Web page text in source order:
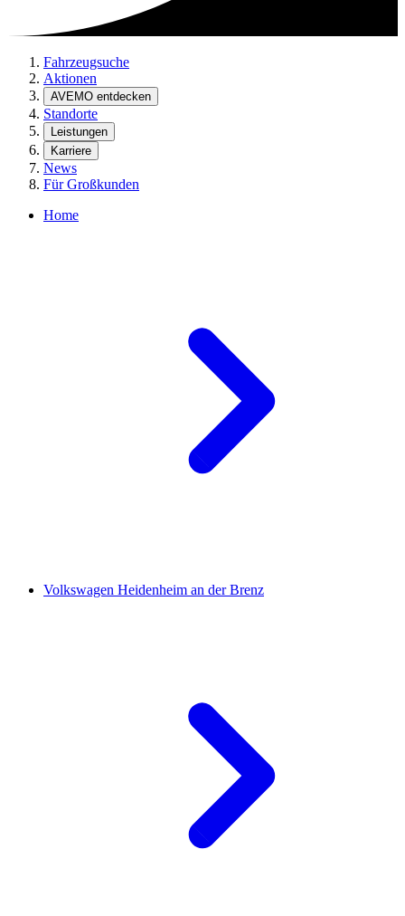
Fahrzeugsuche
Aktionen
AVEMO entdecken
Standorte
Leistungen
Karriere
News
Für Großkunden
Home
Volkswagen Heidenheim an der Brenz